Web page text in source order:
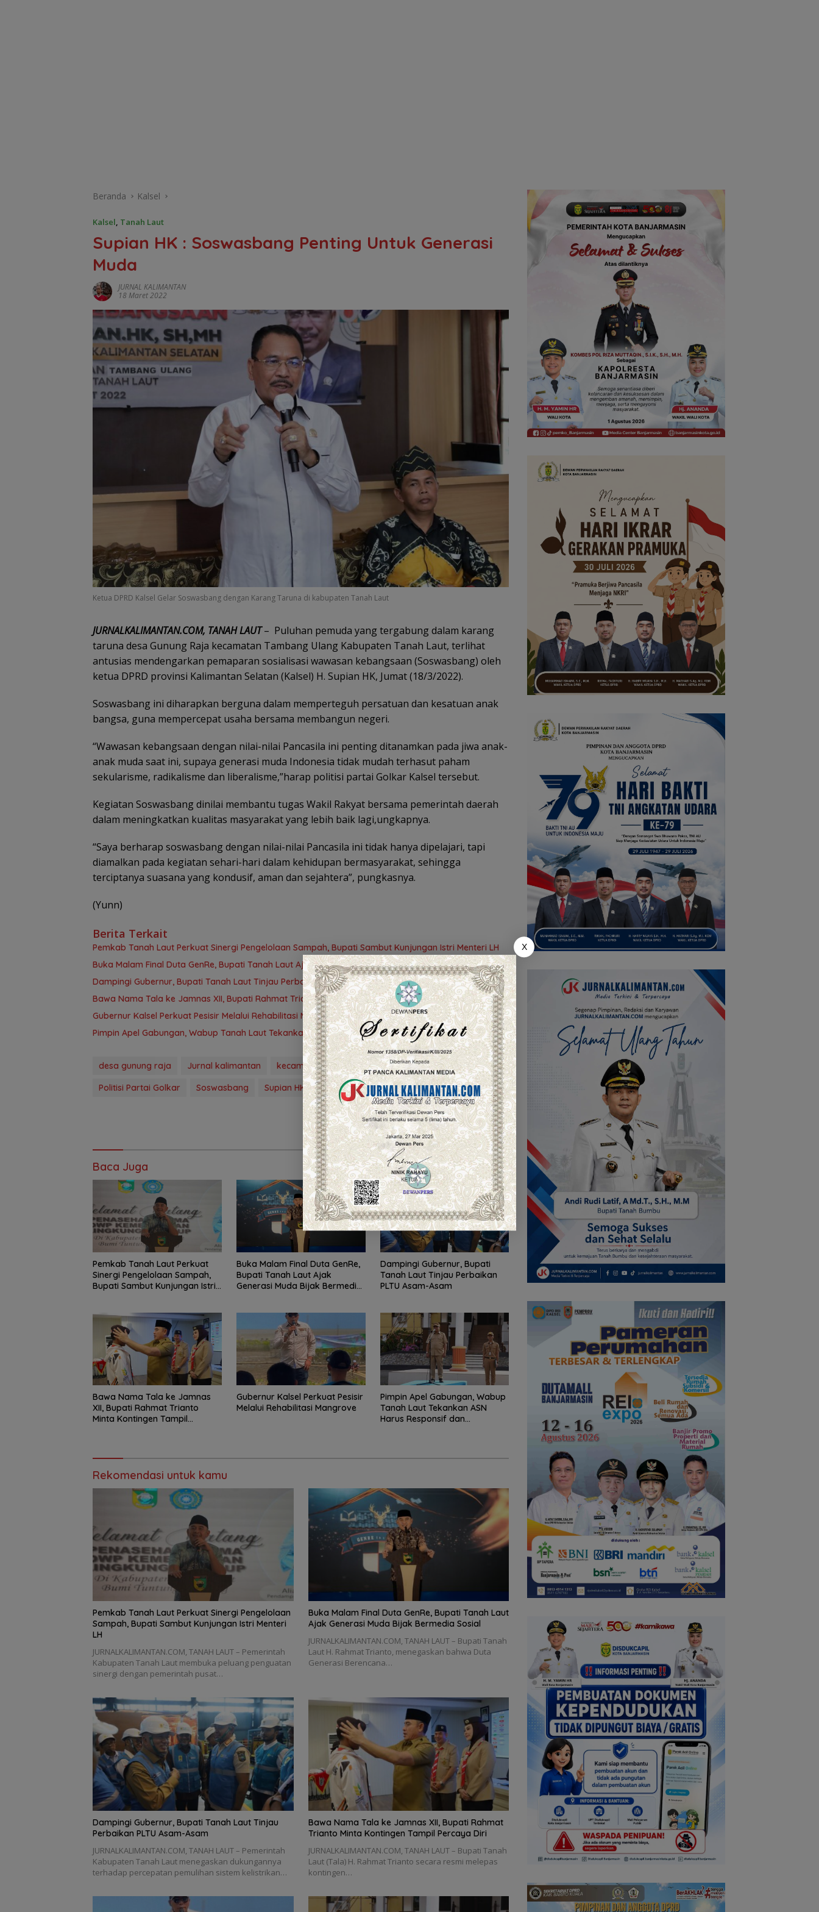
Beranda Kalsel
Kalsel, Tanah Laut
Supian HK : Soswasbang Penting Untuk Generasi
Muda
JURNAL KALIMANTAN
18 Maret 2022
Ketua DPRD Kalsel Gelar Soswasbang dengan Karang Taruna di kabupaten Tanah Laut
JURNALKALIMANTAN.COM, TANAH LAUT– Puluhan pemuda yang tergabung dalam karang
taruna desa Gunung Raja kecamatan Tambang Ulang Kabupaten Tanah Laut, terlihat
antusias mendengarkan pemaparan sosialisasi wawasan kebangsaan (Soswasbang) oleh
ketua DPRD provinsi Kalimantan Selatan (Kalsel) H. Supian HK, Jumat (18/3/2022).
Soswasbang ini diharapkan berguna dalam memperteguh persatuan dan kesatuan anak
bangsa, guna mempercepat usaha bersama membangun negeri.
“Wawasan kebangsaan dengan nilai-nilai Pancasila ini penting ditanamkan pada jiwa anak-
anak muda saat ini, supaya generasi muda Indonesia tidak mudah terhasut paham
sekularisme, radikalisme dan liberalisme,”harap politisi partai Golkar Kalsel tersebut.
Kegiatan Soswasbang dinilai membantu tugas Wakil Rakyat bersama pemerintah daerah
dalam meningkatkan kualitas masyarakat yang lebih baik lagi,ungkapnya.
“Saya berharap soswasbang dengan nilai-nilai Pancasila ini tidak hanya dipelajari, tapi
diamalkan pada kegiatan sehari-hari dalam kehidupan bermasyarakat, sehingga
terciptanya suasana yang kondusif, aman dan sejahtera”, pungkasnya.
(Yunn)
Berita Terkait
Pemkab Tanah Laut Perkuat Sinergi Pengelolaan Sampah, Bupati Sambut Kunjungan Istri Menteri LH
Buka Malam Final Duta GenRe, Bupati Tanah Laut Ajak Generasi Muda Bijak Bermedia Sosial
Dampingi Gubernur, Bupati Tanah Laut Tinjau Perbaikan PLTU Asam-Asam
Bawa Nama Tala ke Jamnas XII, Bupati Rahmat Trianto Minta Kontingen Tampil Percaya Diri
Gubernur Kalsel Perkuat Pesisir Melalui Rehabilitasi Mangrove
Pimpin Apel Gabungan, Wabup Tanah Laut Tekankan ASN Harus Responsif dan Profesional
desa gunung raja Jurnal kalimantan kecamatan tambang ulang
Ketua DPRD Kalsel
Politisi Partai Golkar
Soswasbang Supian HK
Baca Juga
Pemkab Tanah Laut Perkuat
Sinergi Pengelolaan Sampah,
Bupati Sambut Kunjungan Istri
Buka Malam Final Duta GenRe,
Bupati Tanah Laut Ajak
Generasi Muda Bijak Bermedia
Dampingi Gubernur, Bupati
Tanah Laut Tinjau Perbaikan
PLTU Asam-Asam
Bawa Nama Tala ke Jamnas
XII, Bupati Rahmat Trianto
Minta Kontingen Tampil
Gubernur Kalsel Perkuat Pesisir
Melalui Rehabilitasi Mangrove
Pimpin Apel Gabungan, Wabup
Tanah Laut Tekankan ASN
Harus Responsif dan
Rekomendasi untuk kamu
Pemkab Tanah Laut Perkuat Sinergi Pengelolaan
Sampah, Bupati Sambut Kunjungan Istri Menteri
LH
JURNALKALIMANTAN.COM, TANAH LAUT – Pemerintah
Kabupaten Tanah Laut membuka peluang penguatan
sinergi dengan pemerintah pusat…
Buka Malam Final Duta GenRe, Bupati Tanah Laut
Ajak Generasi Muda Bijak Bermedia Sosial
JURNALKALIMANTAN.COM, TANAH LAUT – Bupati Tanah
Laut H. Rahmat Trianto, menegaskan bahwa Duta
Generasi Berencana…
Dampingi Gubernur, Bupati Tanah Laut Tinjau
Perbaikan PLTU Asam-Asam
JURNALKALIMANTAN.COM, TANAH LAUT – Pemerintah
Kabupaten Tanah Laut menegaskan dukungannya
terhadap percepatan pemulihan sistem kelistrikan…
Bawa Nama Tala ke Jamnas XII, Bupati Rahmat
Trianto Minta Kontingen Tampil Percaya Diri
JURNALKALIMANTAN.COM, TANAH LAUT – Bupati Tanah
Laut (Tala) H. Rahmat Trianto secara resmi melepas
kontingen…
X